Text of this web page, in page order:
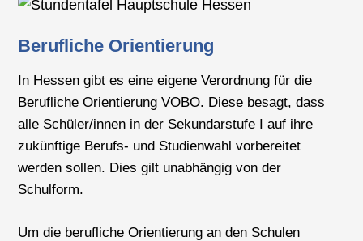
Berufliche Orientierung
In Hessen gibt es eine eigene Verordnung für die
Berufliche Orientierung VOBO. Diese besagt, dass
alle Schüler/innen in der Sekundarstufe I auf ihre
zukünftige Berufs- und Studienwahl vorbereitet
werden sollen. Dies gilt unabhängig von der
Schulform.
Um die berufliche Orientierung an den Schulen